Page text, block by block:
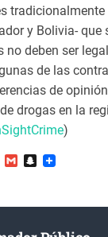
tradicionalmente
y Bolivia- que
deben ser
de las
de
drogas en la
)
GmailSnapchat